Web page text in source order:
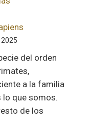
influencers
de
Diosdel orden
a la familia
lo que somos.
de los